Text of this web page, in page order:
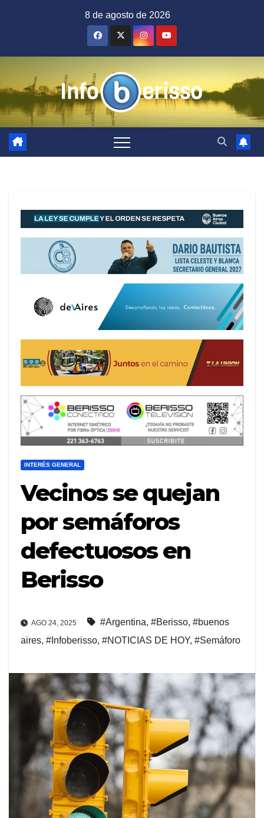
8 de agosto de 2026
INTERÉS GENERAL
Vecinos se quejan
por semáforos
defectuosos en
Berisso
AGO 24, 2025 #Argentina, #Berisso, #buenos
aires, #Infoberisso, #NOTICIAS DE HOY, #Semáforo